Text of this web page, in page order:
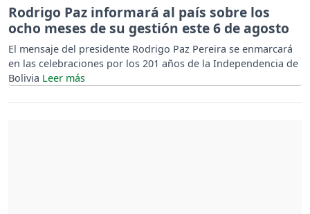
Rodrigo Paz informará al país sobre los
ocho meses de su gestión este 6 de agosto
El mensaje del presidente Rodrigo Paz Pereira se enmarcará
en las celebraciones por los 201 años de la Independencia de
Bolivia